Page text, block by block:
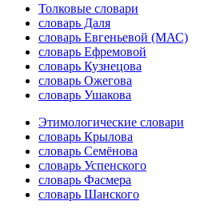
Толковые словари
словарь Даля
словарь Евгеньевой (МАС)
словарь Ефремовой
словарь Кузнецова
словарь Ожегова
словарь Ушакова
Этимологические словари
словарь Крылова
словарь Семёнова
словарь Успенского
словарь Фасмера
словарь Шанского